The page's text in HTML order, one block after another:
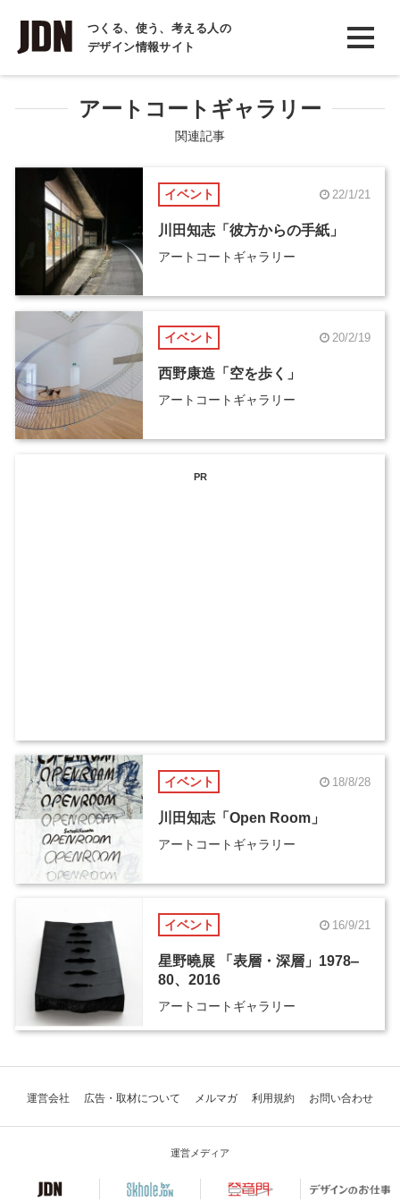
つくる、使う、考える人の
デザイン情報サイト
INTERVIEW
インタビュー
REPORT
COLUMN
コラム
アートコートギャラリー
関連記事
イベント 22/1/21
川田知志「彼方からの手紙」
アートコートギャラリー
イベント 20/2/19
西野康造「空を歩く」
アートコートギャラリー
PR
イベント 18/8/28
川田知志「Open Room」
アートコートギャラリー
イベント 16/9/21
星野曉展 「表層・深層」1978‒
80、2016
アートコートギャラリー
運営会社 広告・取材について メルマガ 利用規約 お問い合わせ
運営メディア